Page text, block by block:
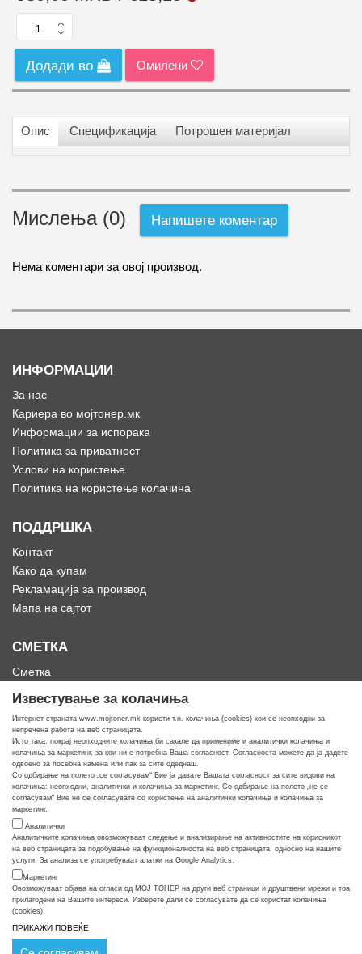
Известување за колачиња
Интернет страната www.mojtoner.mk користи т.н. колачиња (cookies) кои се неопходни за
непречена работа на веб страницата.
Исто така, покрај неопходните колачиња би сакале да примениме и аналитички колачиња и
колачиња за маркетинг, за кои ни е потребна Ваша согласност. Согласноста можете да ја дадете
одвоено за посебна намена или пак за сите одеднаш.
Со одбирање на полето „се согласувам“ Вие ја давате Вашата согласност за сите видови на
колачиња: неопходни, аналитички и колачиња за маркетинг. Со одбирање на полето „не се
согласувам“ Вие не се согласувате со користење на аналитички колачиња и колачиња за
маркетинг.
Аналитички
Аналитичките колачиња овозможуваат следење и анализирање на активностите на корисникот
на веб страницата за подобување на функционалноста на веб страницата, односно на нашите
услуги. За анализа се употребуваат алатки на Google Analytics.
Маркетинг
Овозможуваат објава на огласи од МОЈ ТОНЕР на други веб страници и друштвени мрежи и тоа
прилагодени на Вашите интереси. Изберете дали се согласувате да се користат колачиња
(cookies)
ПРИКАЖИ ПОВЕЌЕ
Додади во Омилени
Опис Спецификација Потрошен материјал
Мислења (0) Напишете коментар
Нема коментари за овој производ.
ИНФОРМАЦИИ
За нас
Кариера во мојтонер.мк
Информации за испорака
Политика за приватност
Услови на користење
Политика на користење колачина
ПОДДРШКА
Контакт
Како да купам
Рекламација за производ
Мапа на сајтот
СМЕТКА
Сметка
Омилени
Кога ти треба тонер
© COPYRIGHT APOLLO 2026